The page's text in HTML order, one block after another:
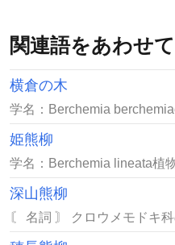
関連語をあわせ
横倉の木
学名：Berchemia
姫熊柳
学名：Berchemia lineata植
深山熊柳
〘 名詞 〙 クロウメモドキ